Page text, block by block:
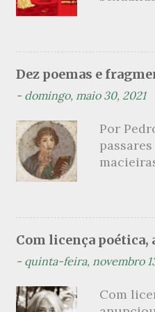
s
sido
se tratar
filha.
termina
Dez poemas e
- domingo, maio 30, 2021
Por
no
maçã
trazes
Com licença poética,
- quinta-feira, novembro
Com